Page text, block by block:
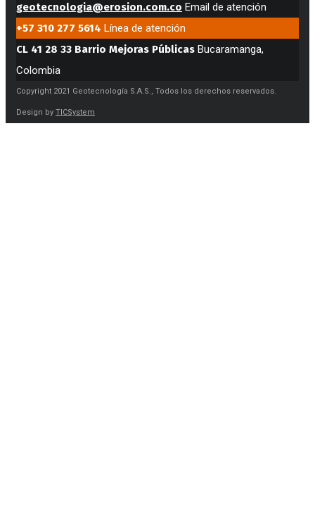
geotecnologia@erosion.com.co Email de atención
+57 310 277 5614 Línea de atención
CL 41 28 33 Barrio Mejoras Públicas Bucaramanga,
Colombia
Copyright 2021 Geotecnología S.A.S., Todos los derechos reservados.
Design by TICSystem